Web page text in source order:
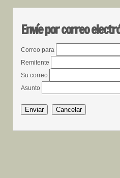
Envíe por correo
Correo para
Remitente
Su correo
Asunto
Enviar Cancelar